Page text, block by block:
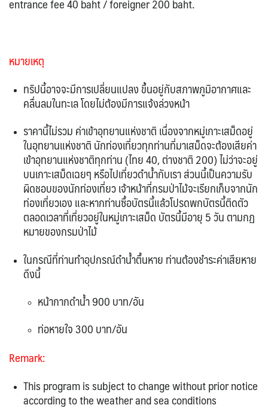
entrance fee 40 baht / foreigner 200 baht.
หมายเหตุ
ทริปนี้อาจจะมีการเปลี่ยนแปลง ขึ้นอยู่กับสภาพภูมิอากาศและ
คลื่นลมในทะเล โดยไม่ต้องมีการแจ้งล่วงหน้า
ราคานี้ไม่รวม ค่าเข้าอุทยานแห่งชาติ เนื่องจากหมู่เกาะเสม็ดอยู่
ในอุทยานแห่งชาติ นักท่องเที่ยวทุกท่านที่มาเสม็ดจะต้องเสียค่า
เข้าอุทยานแห่งชาติทุกท่าน (ไทย 40, ต่างชาติ 200) ไม่ว่าจะอยู่
บนเกาะเสม็ดเฉยๆ หรือไปเที่ยวดำน้ำกับเรา ส่วนนี้เป็นความรับ
ผิดชอบของนักท่องเที่ยว เจ้าหน้าที่กรมป่าไม้จะเรียกเก็บจากนัก
ท่องเที่ยวเอง และหากท่านซื้อบัตรนี้แล้วโปรดพกบัตรนี้ติดตัว
ตลอดเวลาที่เที่ยวอยู่ในหมู่เกาะเสม็ด บัตรนี้มีอายุ 5 วัน ตามกฏ
หมายของกรมป่าไม้
ในกรณีที่ท่านทำอุปกรณ์ดำน้ำตื้นหาย ท่านต้องชำระค่าเสียหาย
ดีงนี้
หน้ากากดำน้ำ 900 บาท/อัน
ท่อหายใจ 300 บาท/อัน
Remark:
This program is subject to change without prior notice
according to the weather and sea conditions